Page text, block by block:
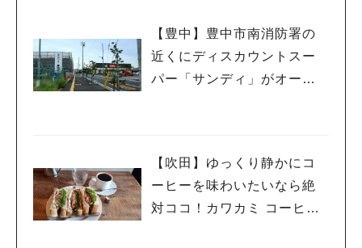
【豊中】豊中市南消防署の
近くにディスカウントスー
パー「サンディ」がオープ
【吹田】ゆっくり静かにコ
ーヒーを味わいたいなら絶
対ココ！カワカミ コーヒー